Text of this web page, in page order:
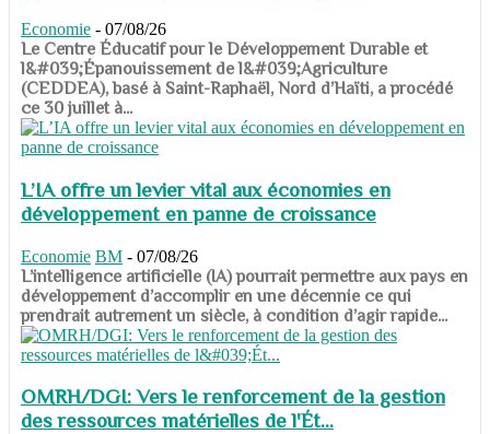
Economie - 07/08/26
​​​​​​​Le Centre Éducatif pour le Développement Durable et
l&#039;Épanouissement de l&#039;Agriculture
(CEDDEA), basé à Saint-Raphaël, Nord d’Haïti, a procédé
ce 30 juillet à...
L’IA offre un levier vital aux économies en
développement en panne de croissance
Economie BM - 07/08/26
​​​​​​​L’intelligence artificielle (IA) pourrait permettre aux pays en
développement d’accomplir en une décennie ce qui
prendrait autrement un siècle, à condition d’agir rapide...
OMRH/DGI: Vers le renforcement de la gestion
des ressources matérielles de l'Ét...